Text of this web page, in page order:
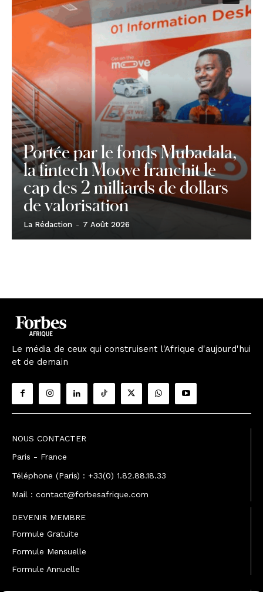
Portée par le fonds Mubadala,
la fintech Moove franchit le
cap des 2 milliards de dollars
de valorisation
La Rédaction - 7 Août 2026
Le média de ceux qui construisent l'Afrique d'aujourd'hui
et de demain
NOUS CONTACTER
Paris - France
Téléphone (Paris) : +33(0) 1.82.88.18.33
Mail : contact@forbesafrique.com
DEVENIR MEMBRE
Formule Gratuite
Formule Mensuelle
Formule Annuelle